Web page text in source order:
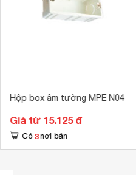
Hộp box âm tường MPE N04
Giá từ 15.125 đ
Có 3 nơi bán